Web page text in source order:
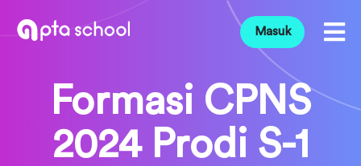
Masuk
Formasi CPNS
2024 Prodi S-1